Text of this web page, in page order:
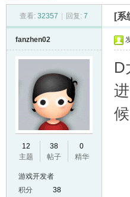
›
查看: 32357 回复: 7 [系
fanzhen02
12
主题
38
帖子
0
精华
游戏开发者
积分
38
D